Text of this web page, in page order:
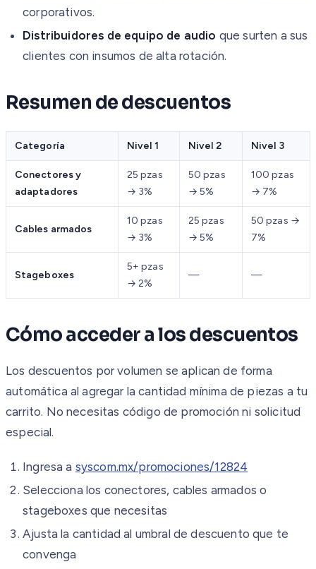
corporativos.
Distribuidores de equipo de audio que surten a sus
clientes con insumos de alta rotación.
Resumen de descuentos
Categoría Nivel 1 Nivel 2 Nivel 3
Conectores y
adaptadores
25 pzas
→ 3%
50 pzas
→ 5%
100 pzas
→ 7%
Cables armados
10 pzas
→ 3%
25 pzas
→ 5%
50 pzas →
7%
Stageboxes
5+ pzas
→ 2%
— —
Cómo acceder a los descuentos
Los descuentos por volumen se aplican de forma
automática al agregar la cantidad mínima de piezas a tu
carrito. No necesitas código de promoción ni solicitud
especial.
Ingresa a syscom.mx/promociones/12824
Selecciona los conectores, cables armados o
stageboxes que necesitas
Ajusta la cantidad al umbral de descuento que te
convenga